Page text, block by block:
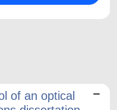
of an optical